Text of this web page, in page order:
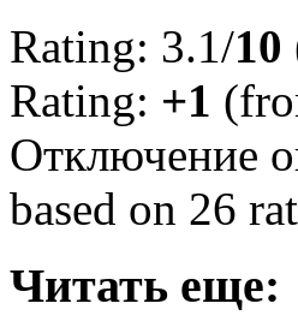
Rating: 3.1/10
Rating: +1
Отключение
based on 26
Читать еще: